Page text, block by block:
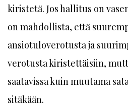
kiristetä. Jos hallitus on
on mahdollista, että
ansiotuloverotusta ja
verotusta kiristettäisiin,
saatavissa kuin muutama
sitäkään.